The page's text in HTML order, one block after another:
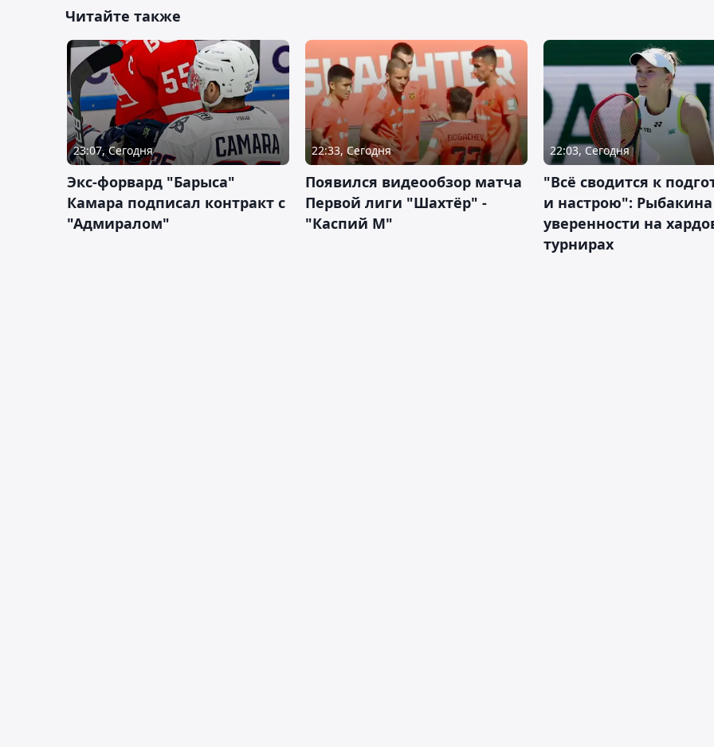
Читайте также
23:07, Сегодня
Экс-форвард "Барыса"
Камара подписал контракт с
"Адмиралом"
22:33, Сегодня
Появился видеообзор матча
Первой лиги "Шахтёр" -
"Каспий М"
22:03, Сегодня
"Всё сводится к
и настрою": Рыбакина
уверенности на
турнирах